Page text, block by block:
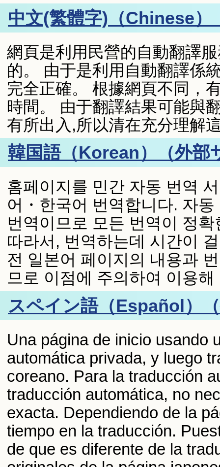
中文(繁體字)（Chinese）
網頁是利用民營的自動翻譯
的。 由于是利用自動翻譯係
完全正確。 根據網頁不同，
時間。 由于翻譯結果可能與
有所出入,所以清在充分理解
韓国語（Korean）（外部
홈페이지를 민간 자동 번역
어・한국어 번역합니다. 자
번역이므로 모든 번역이 정
따라서, 번역하는데 시간이
전 일본어 페이지의 내용과
므로 이점에 주의하여 이용해
スペイン語（Español）
Una página de inicio usando
automática privada, y luego
coreano. Para la traducción
traducción automática, no
exacta. Dependiendo de la
tiempo en la traducción.
de que es diferente de la